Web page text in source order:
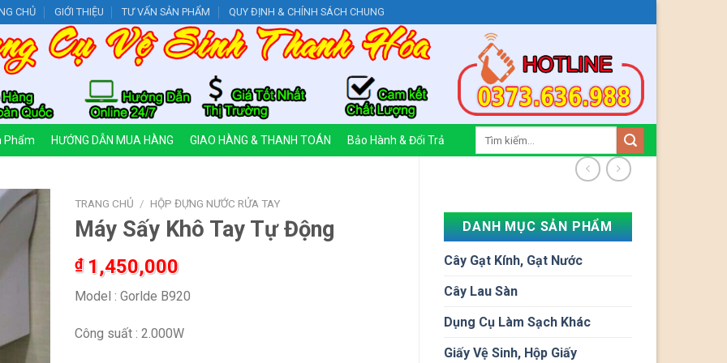
CHỦ GIỚI THIỆU TƯ VẤN SẢN PHẨM QUY ĐỊNH & CHÍNH SÁCH CHUNG
Phẩm HƯỚNG DẪN MUA HÀNG GIAO HÀNG & THANH TOÁN Bảo Hành & Đổi Trả
DANH MỤC SẢN PHẨM
Cây Gạt Kính, Gạt Nước
Cây Lau Sàn
Dụng Cụ Làm Sạch Khác
Giấy Vệ Sinh, Hộp Giấy
TRANG CHỦ / HỘP ĐỰNG NƯỚC RỬA TAY
Máy Sấy Khô Tay Tự Động
₫1,450,000
Model : Gorlde B920
Công suất : 2.000W